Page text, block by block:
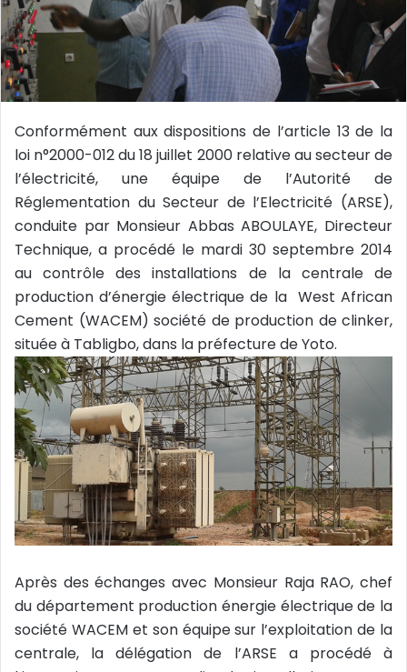
c
r
r
i
e
Conformément aux dispositions de l’article 13 de la
loi n°2000-012 du 18 juillet 2000 relative au secteur de
l’électricité, une équipe de l’Autorité de
Réglementation du Secteur de l’Electricité (ARSE),
conduite par Monsieur Abbas ABOULAYE, Directeur
Technique, a procédé le mardi 30 septembre 2014
au contrôle des installations de la centrale de
production d’énergie électrique de la West African
Cement (WACEM) société de production de clinker,
située à Tabligbo, dans la préfecture de Yoto.
Après des échanges avec Monsieur Raja RAO, chef
du département production énergie électrique de la
société WACEM et son équipe sur l’exploitation de la
centrale, la délégation de l’ARSE a procédé à